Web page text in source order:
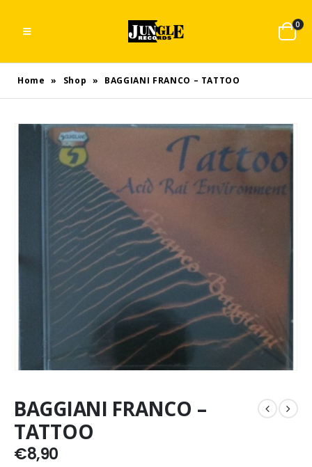
0
Home » Shop » BAGGIANI FRANCO – TATTOO
BAGGIANI FRANCO –
TATTOO
€8,90